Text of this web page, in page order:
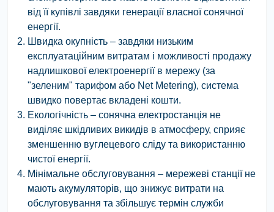
від її купівлі завдяки генерації власної сонячної
енергії.
Швидка окупність – завдяки низьким
експлуатаційним витратам і можливості продажу
надлишкової електроенергії в мережу (за
"зеленим" тарифом або Net Metering), система
швидко повертає вкладені кошти.
Екологічність – сонячна електростанція не
виділяє шкідливих викидів в атмосферу, сприяє
зменшенню вуглецевого сліду та використанню
чистої енергії.
Мінімальне обслуговування – мережеві станції не
мають акумуляторів, що знижує витрати на
обслуговування та збільшує термін служби